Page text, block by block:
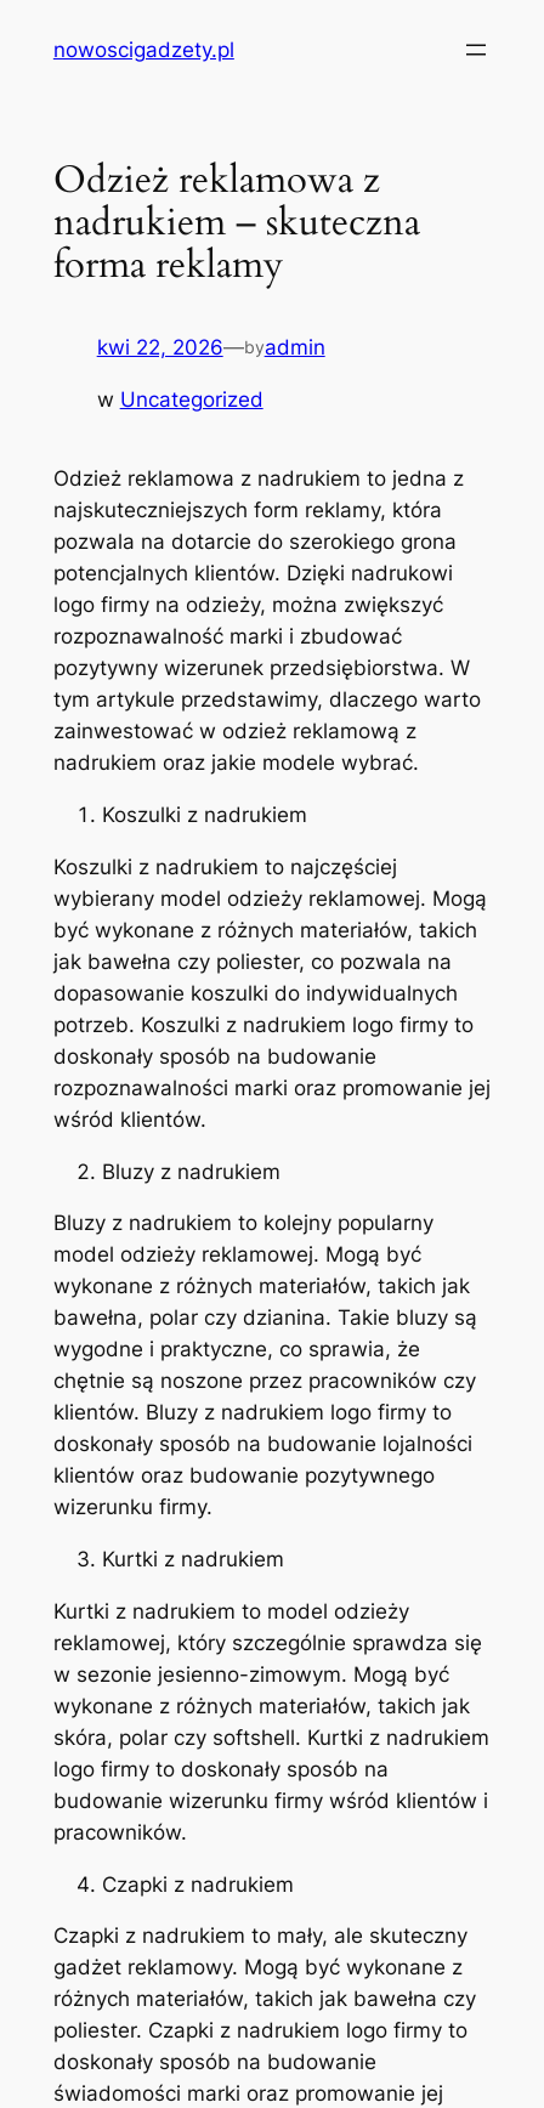
nowoscigadzety.pl
Odzież reklamowa z
nadrukiem – skuteczna
forma reklamy
kwi 22, 2026—byadmin
w Uncategorized
Odzież reklamowa z nadrukiem to jedna z
najskuteczniejszych form reklamy, która
pozwala na dotarcie do szerokiego grona
potencjalnych klientów. Dzięki nadrukowi
logo firmy na odzieży, można zwiększyć
rozpoznawalność marki i zbudować
pozytywny wizerunek przedsiębiorstwa. W
tym artykule przedstawimy, dlaczego warto
zainwestować w odzież reklamową z
nadrukiem oraz jakie modele wybrać.
Koszulki z nadrukiem
Koszulki z nadrukiem to najczęściej
wybierany model odzieży reklamowej. Mogą
być wykonane z różnych materiałów, takich
jak bawełna czy poliester, co pozwala na
dopasowanie koszulki do indywidualnych
potrzeb. Koszulki z nadrukiem logo firmy to
doskonały sposób na budowanie
rozpoznawalności marki oraz promowanie jej
wśród klientów.
Bluzy z nadrukiem
Bluzy z nadrukiem to kolejny popularny
model odzieży reklamowej. Mogą być
wykonane z różnych materiałów, takich jak
bawełna, polar czy dzianina. Takie bluzy są
wygodne i praktyczne, co sprawia, że
chętnie są noszone przez pracowników czy
klientów. Bluzy z nadrukiem logo firmy to
doskonały sposób na budowanie lojalności
klientów oraz budowanie pozytywnego
wizerunku firmy.
Kurtki z nadrukiem
Kurtki z nadrukiem to model odzieży
reklamowej, który szczególnie sprawdza się
w sezonie jesienno-zimowym. Mogą być
wykonane z różnych materiałów, takich jak
skóra, polar czy softshell. Kurtki z nadrukiem
logo firmy to doskonały sposób na
budowanie wizerunku firmy wśród klientów i
pracowników.
Czapki z nadrukiem
Czapki z nadrukiem to mały, ale skuteczny
gadżet reklamowy. Mogą być wykonane z
różnych materiałów, takich jak bawełna czy
poliester. Czapki z nadrukiem logo firmy to
doskonały sposób na budowanie
świadomości marki oraz promowanie jej